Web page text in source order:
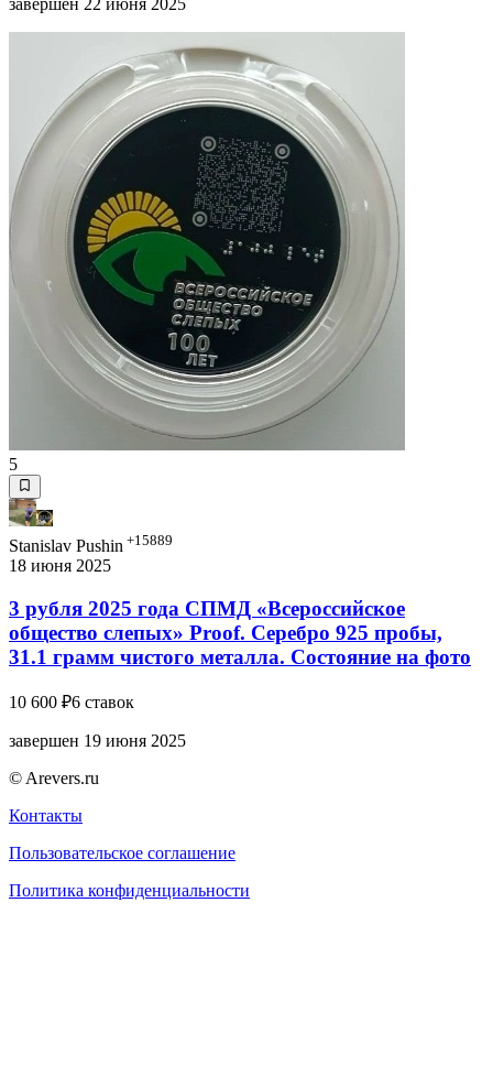
завершен 22 июня 2025
5
Stanislav Pushin +15889
18 июня 2025
3 рубля 2025 года СПМД «Всероссийское
общество слепых» Proof. Серебро 925 пробы,
31.1 грамм чистого металла. Состояние на фото
10 600 ₽6 ставок
завершен 19 июня 2025
© Arevers.ru
Контакты
Пользовательское соглашение
Политика конфиденциальности